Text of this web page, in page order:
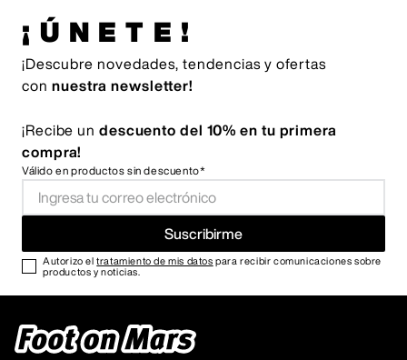
¡ÚNETE!
¡Descubre novedades, tendencias y ofertas
con nuestra newsletter!
¡Recibe un descuento del 10% en tu primera
compra!
Válido en productos sin descuento*
Suscribirme
Autorizo eltratamiento de mis datos para recibir comunicaciones sobre
productos y noticias.